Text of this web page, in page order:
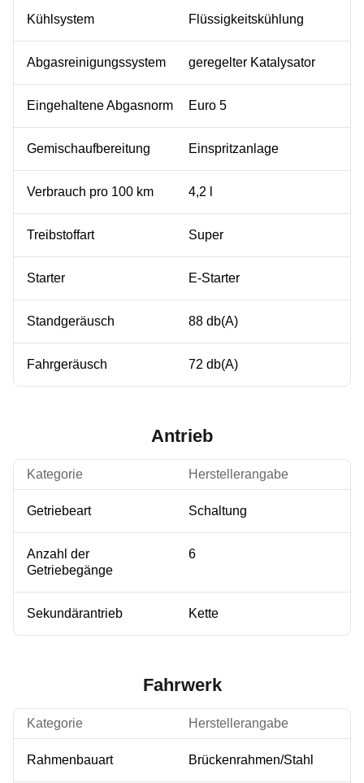
Kühlsystem Flüssigkeitskühlung
Abgasreinigungssystem geregelter Katalysator
Eingehaltene Abgasnorm Euro 5
Gemischaufbereitung Einspritzanlage
Verbrauch pro 100 km 4,2 l
Treibstoffart Super
Starter E-Starter
Standgeräusch 88 db(A)
Fahrgeräusch 72 db(A)
Antrieb
Kategorie Herstellerangabe
Getriebeart Schaltung
Anzahl der
Getriebegänge
6
Sekundärantrieb Kette
Fahrwerk
Kategorie Herstellerangabe
Rahmenbauart Brückenrahmen/Stahl